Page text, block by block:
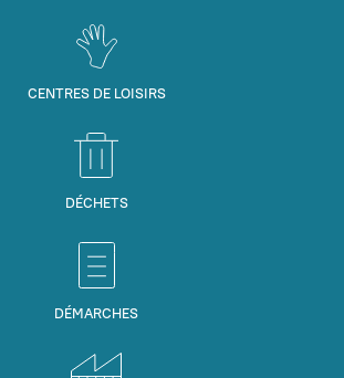
CENTRES DE LOISIRS
DÉCHETS
DÉMARCHES